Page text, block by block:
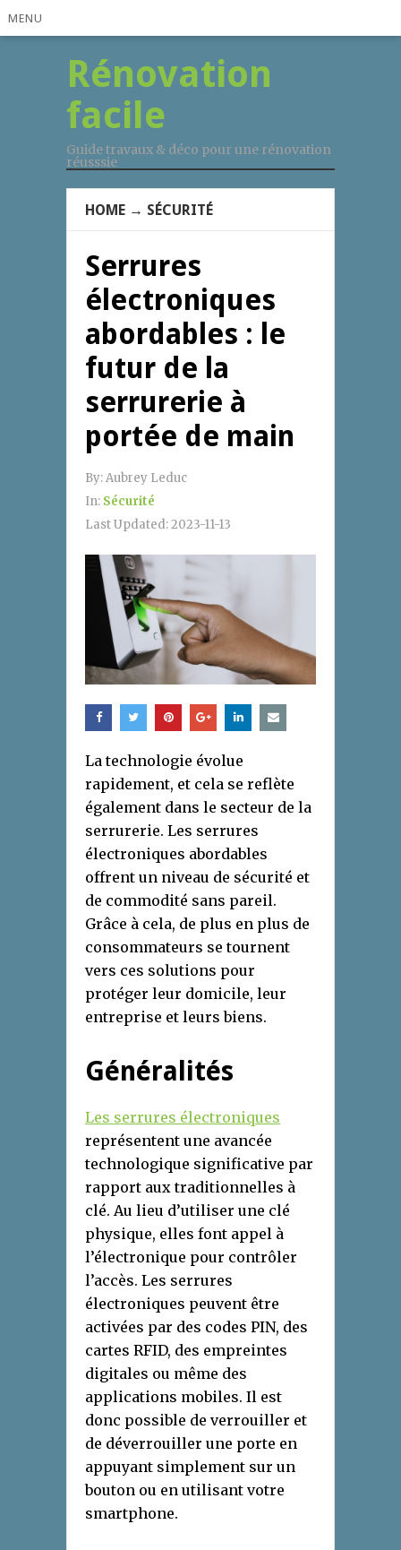
MENU
Rénovation
facile
Guide travaux & déco pour une rénovation
réusssie
HOME → SÉCURITÉ
Serrures
électroniques
abordables : le
futur de la
serrurerie à
portée de main
By:Aubrey Leduc
In: Sécurité
Last Updated:2023-11-13
La technologie évolue
rapidement, et cela se reflète
également dans le secteur de la
serrurerie. Les serrures
électroniques abordables
offrent un niveau de sécurité et
de commodité sans pareil.
Grâce à cela, de plus en plus de
consommateurs se tournent
vers ces solutions pour
protéger leur domicile, leur
entreprise et leurs biens.
Généralités
Les serrures électroniques
représentent une avancée
technologique significative par
rapport aux traditionnelles à
clé. Au lieu d’utiliser une clé
physique, elles font appel à
l’électronique pour contrôler
l’accès. Les serrures
électroniques peuvent être
activées par des codes PIN, des
cartes RFID, des empreintes
digitales ou même des
applications mobiles. Il est
donc possible de verrouiller et
de déverrouiller une porte en
appuyant simplement sur un
bouton ou en utilisant votre
smartphone.